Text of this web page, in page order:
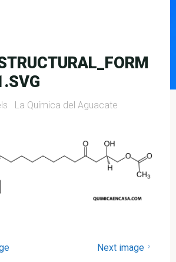
La Química del Aguacate
Next image